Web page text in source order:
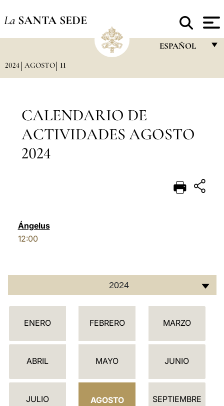
La SANTA SEDE
ESPAÑOL
POLSKI
2024 AGOSTO 11
CALENDARIO DE
ACTIVIDADES AGOSTO
2024
Ángelus
12:00
2024
C
L
D
ENERO FEBRERO MARZO
ABRIL MAYO JUNIO
JULIO AGOSTO SEPTIEMBRE